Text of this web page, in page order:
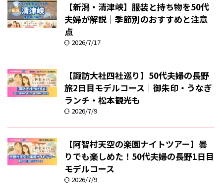
【新潟・清津峡】服装と持ち物を50代
夫婦が解説｜季節別のおすすめと注意
点
2026/7/17
【諏訪大社四社巡り】50代夫婦の長野
旅2日目モデルコース｜御朱印・うなぎ
ランチ・松本観光も
2026/7/9
【阿智村天空の楽園ナイトツアー】曇
りでも楽しめた！50代夫婦の長野1日目
モデルコース
2026/7/9